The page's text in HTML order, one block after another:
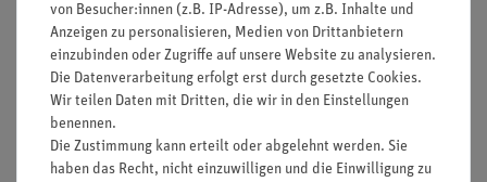
Je mehr Wasser, desto länger muss geheizt werden, bzw. bei
gleicher Heizenergie ist die Temperaturerhöhung umgekehrt
proportional zur Wassermenge. Das Wasser wird mit einer
Heizwendel erwärmt, um sicherzustellen, dass alle drei
Versuchsreihen mit der gleichen Heizleistung durchgeführt
werden. Wird als Heizung ein Butanbrenner mit
gleich bleibender Flamme verwendet, so ist diese Bedingung
von Besucher:innen (z.B. IP-Adresse), um z.B. Inhalte und
Anzeigen zu personalisieren, Medien von Drittanbietern
einzubinden oder Zugriffe auf unsere Website zu analysieren.
Die Datenverarbeitung erfolgt erst durch gesetzte Cookies.
Wir teilen Daten mit Dritten, die wir in den Einstellungen
benennen.
Die Zustimmung kann erteilt oder abgelehnt werden. Sie
haben das Recht, nicht einzuwilligen und die Einwilligung zu